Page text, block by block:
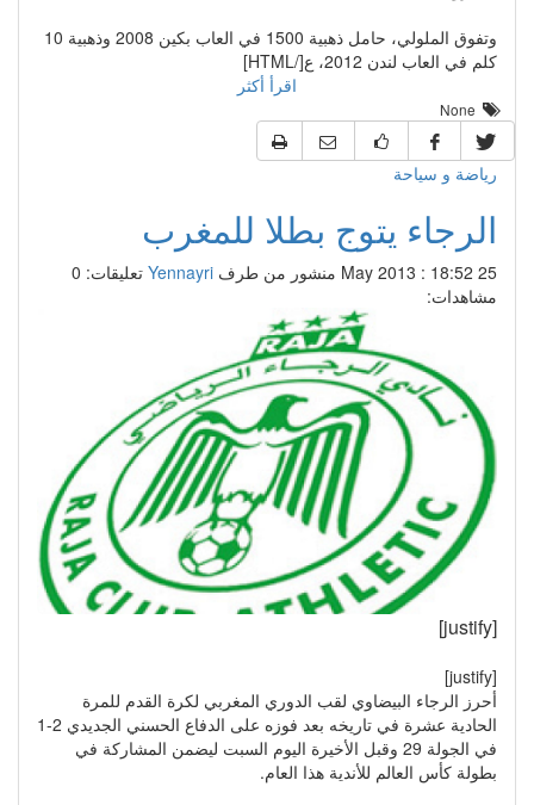
وتفوق الملولي، حامل ذهبية 1500 في العاب بكين 2008 وذهبية 10
كلم في العاب لندن 2012، ع[/HTML]
اقرأ أكثر
None
رياضة و سياحة
الرجاء يتوج بطلا للمغرب
25 May 2013 : 18:52 منشور من طرفYennayri تعليقات: 0
مشاهدات:
أحرز الرجاء البيضاوي لقب الدوري المغربي لكرة القدم للمرة
الحادية عشرة في تاريخه بعد فوزه على الدفاع الحسني الجديدي 2-1
في الجولة 29 وقبل الأخيرة اليوم السبت ليضمن المشاركة في
بطولة كأس العالم للأندية هذا العام.